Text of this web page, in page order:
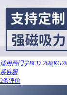
适用西门子BCD-
系客服
2条评价